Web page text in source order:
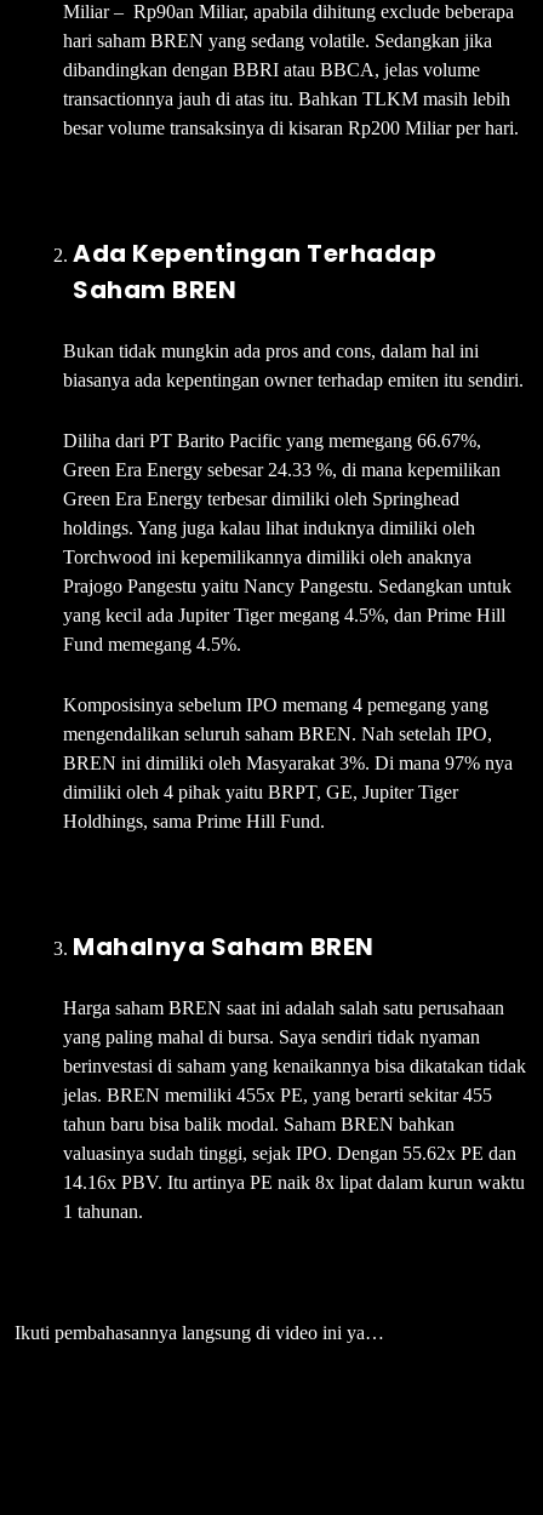
Miliar – Rp90an Miliar, apabila dihitung exclude beberapa
hari saham BREN yang sedang volatile. Sedangkan jika
dibandingkan dengan BBRI atau BBCA, jelas volume
transactionnya jauh di atas itu. Bahkan TLKM masih lebih
besar volume transaksinya di kisaran Rp200 Miliar per hari.
Ada Kepentingan Terhadap
Saham BREN
Bukan tidak mungkin ada pros and cons, dalam hal ini
biasanya ada kepentingan owner terhadap emiten itu sendiri.
Diliha dari PT Barito Pacific yang memegang 66.67%,
Green Era Energy sebesar 24.33 %, di mana kepemilikan
Green Era Energy terbesar dimiliki oleh Springhead
holdings. Yang juga kalau lihat induknya dimiliki oleh
Torchwood ini kepemilikannya dimiliki oleh anaknya
Prajogo Pangestu yaitu Nancy Pangestu. Sedangkan untuk
yang kecil ada Jupiter Tiger megang 4.5%, dan Prime Hill
Fund memegang 4.5%.
Komposisinya sebelum IPO memang 4 pemegang yang
mengendalikan seluruh saham BREN. Nah setelah IPO,
BREN ini dimiliki oleh Masyarakat 3%. Di mana 97% nya
dimiliki oleh 4 pihak yaitu BRPT, GE, Jupiter Tiger
Holdhings, sama Prime Hill Fund.
Mahalnya Saham BREN
Harga saham BREN saat ini adalah salah satu perusahaan
yang paling mahal di bursa. Saya sendiri tidak nyaman
berinvestasi di saham yang kenaikannya bisa dikatakan tidak
jelas. BREN memiliki 455x PE, yang berarti sekitar 455
tahun baru bisa balik modal. Saham BREN bahkan
valuasinya sudah tinggi, sejak IPO. Dengan 55.62x PE dan
14.16x PBV. Itu artinya PE naik 8x lipat dalam kurun waktu
1 tahunan.
Ikuti pembahasannya langsung di video ini ya…